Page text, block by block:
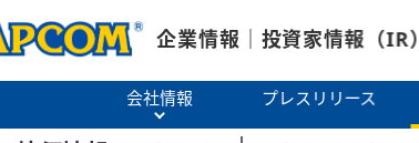
企業情報｜投資家情報（IR）
会社情報 プレスリリース